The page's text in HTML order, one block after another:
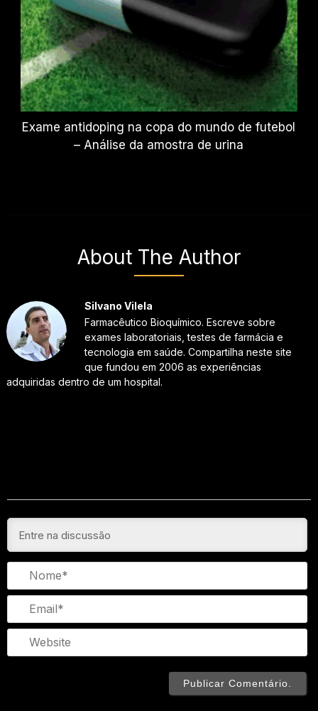
Exame antidoping na copa do mundo de futebol
– Análise da amostra de urina
About The Author
Silvano Vilela
Farmacêutico Bioquímico. Escreve sobre
exames laboratoriais, testes de farmácia e
tecnologia em saúde. Compartilha neste site
que fundou em 2006 as experiências
adquiridas dentro de um hospital.